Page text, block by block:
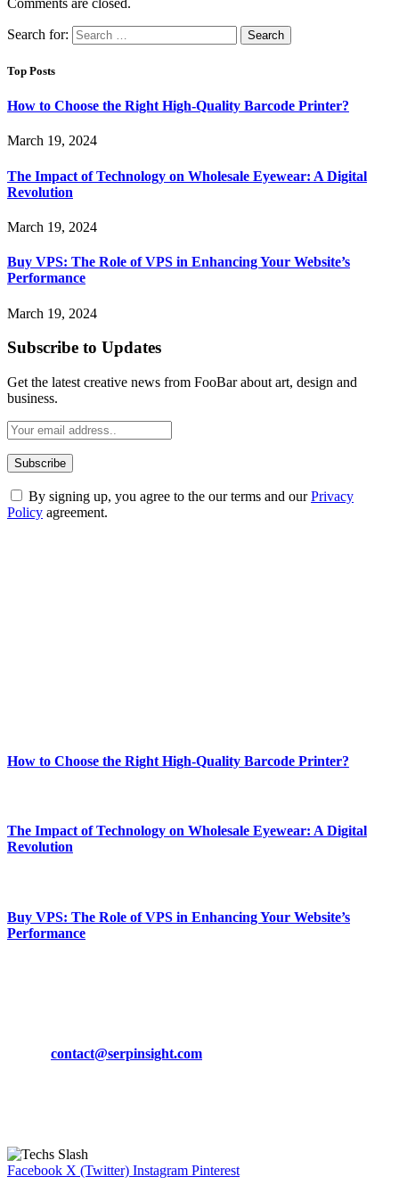
Search for:
Top Posts
How to Choose the Right High-Quality Barcode Printer?
March 19, 2024
The Impact of Technology on Wholesale Eyewear: A Digital
Revolution
March 19, 2024
Buy VPS: The Role of VPS in Enhancing Your Website’s
Performance
March 19, 2024
Subscribe to Updates
Get the latest creative news from FooBar about art, design and
business.
By signing up, you agree to the our terms and ourPrivacy
Policy agreement.
How to Choose the Right High-Quality Barcode Printer?
The Impact of Technology on Wholesale Eyewear: A Digital
Revolution
Buy VPS: The Role of VPS in Enhancing Your Website’s
Performance
contact@serpinsight.com
Facebook X (Twitter) Instagram Pinterest